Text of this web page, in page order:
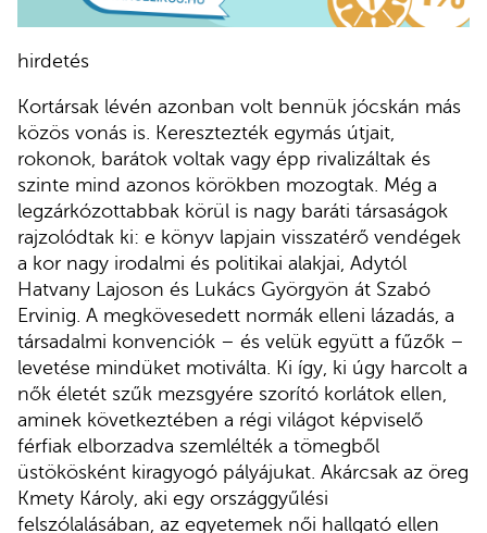
hirdetés
Kortársak lévén azonban volt bennük jócskán más
közös vonás is. Keresztezték egymás útjait,
rokonok, barátok voltak vagy épp rivalizáltak és
szinte mind azonos körökben mozogtak. Még a
legzárkózottabbak körül is nagy baráti társaságok
rajzolódtak ki: e könyv lapjain visszatérő vendégek
a kor nagy irodalmi és politikai alakjai, Adytól
Hatvany Lajoson és Lukács Györgyön át Szabó
Ervinig. A megkövesedett normák elleni lázadás, a
társadalmi konvenciók – és velük együtt a fűzők –
levetése mindüket motiválta. Ki így, ki úgy harcolt a
nők életét szűk mezsgyére szorító korlátok ellen,
aminek következtében a régi világot képviselő
férfiak elborzadva szemlélték a tömegből
üstökösként kiragyogó pályájukat. Akárcsak az öreg
Kmety Károly, aki egy országgyűlési
felszólalásában, az egyetemek női hallgató ellen